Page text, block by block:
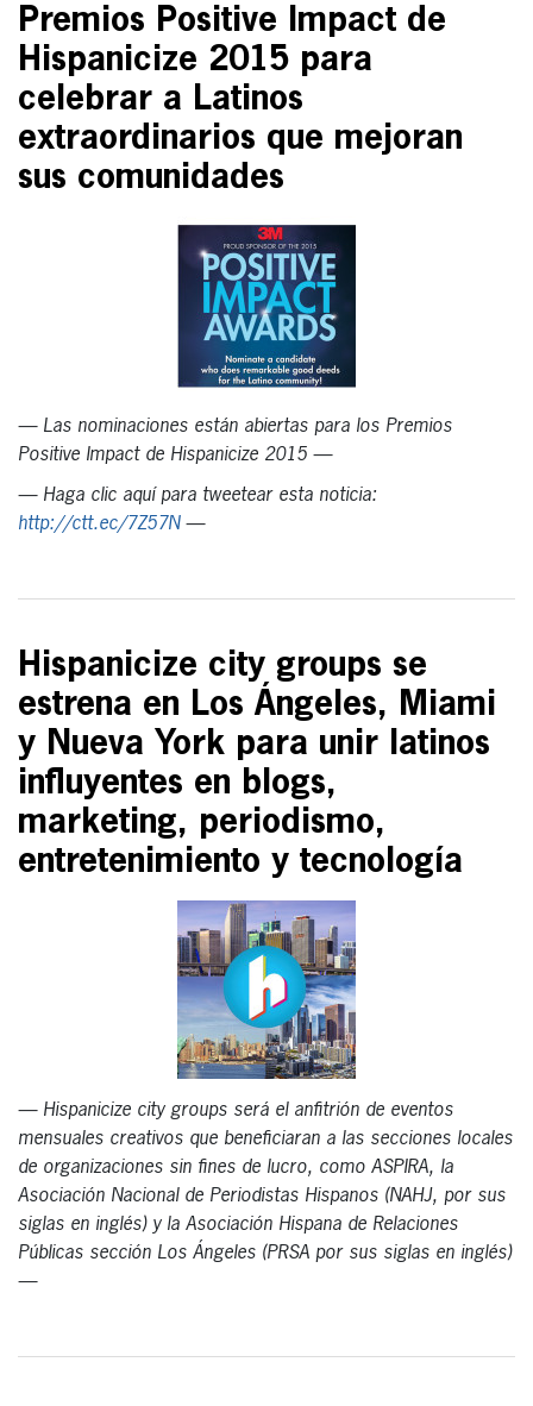
Premios Positive Impact de
Hispanicize 2015 para
celebrar a Latinos
extraordinarios que mejoran
sus comunidades
— Las nominaciones están abiertas para los Premios
Positive Impact de Hispanicize 2015 —
— Haga clic aquí para tweetear esta noticia:
http://ctt.ec/7Z57N—
Hispanicize city groups se
estrena en Los Ángeles, Miami
y Nueva York para unir latinos
influyentes en blogs,
marketing, periodismo,
entretenimiento y tecnología
— Hispanicize city groups será el anfitrión de eventos
mensuales creativos que beneficiaran a las secciones locales
de organizaciones sin fines de lucro, como ASPIRA, la
Asociación Nacional de Periodistas Hispanos (NAHJ, por sus
siglas en inglés) y la Asociación Hispana de Relaciones
Públicas sección Los Ángeles (PRSA por sus siglas en inglés)
—